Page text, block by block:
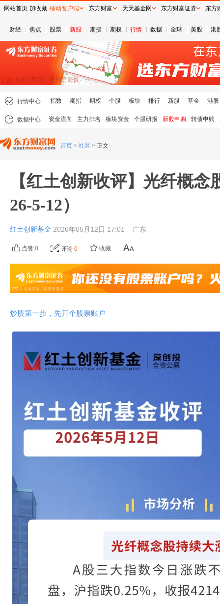
财经 焦点 股票 新股 期指 期权 行情 数据 全球 美股 港
行情中心 指数 期指 期权 个股 板块 排行 新股 基金 港股
数据中心 资金流向 主力排名 板块资金 个股研报 新股申购 转债申购
首页 > 社区 > 正文
【红土创新收评】光纤概念
26-5-12）
红土创新基金 2026年05月12日 17:01 广东
点赞 0 评论 0 收藏
炒股第一步，先开个股票账户
网站首页 加收藏 移动客户端 东方财富 天天基金网 东方财富证券 东方